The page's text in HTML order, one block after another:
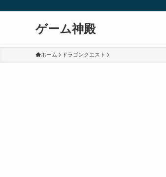
ゲーム神殿
ホーム ドラゴンクエスト